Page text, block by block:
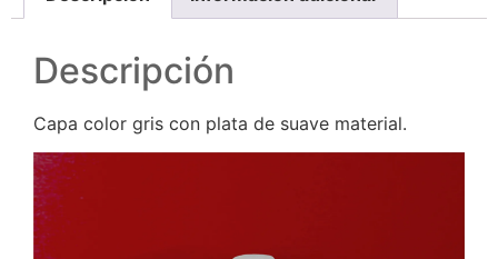
Descripción
Capa color gris con plata de suave material.